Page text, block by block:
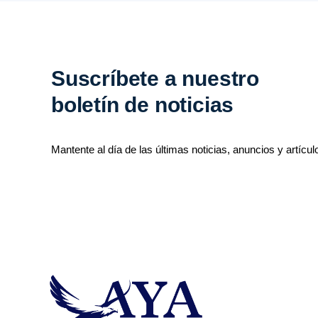
Suscríbete a nuestro
boletín de noticias
Mantente al día de las últimas noticias, anuncios y